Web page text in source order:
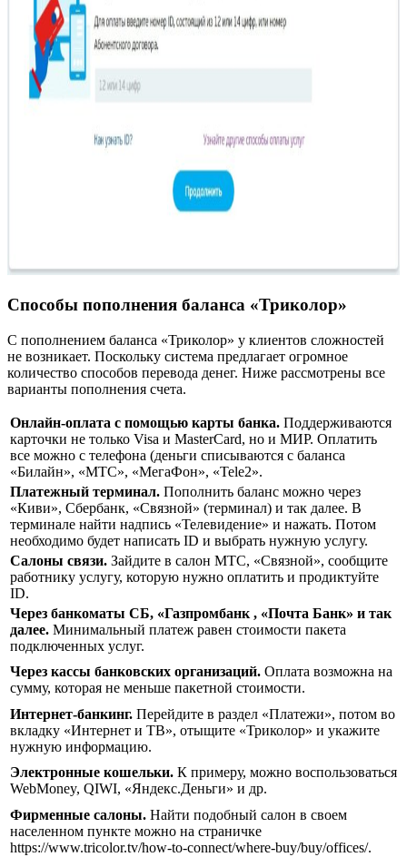
Способы пополнения баланса «Триколор»
С пополнением баланса «Триколор» у клиентов сложностей
не возникает. Поскольку система предлагает огромное
количество способов перевода денег. Ниже рассмотрены все
варианты пополнения счета.
Онлайн-оплата с помощью карты банка. Поддерживаются
карточки не только Visa и MasterCard, но и МИР. Оплатить
все можно с телефона (деньги списываются с баланса
«Билайн», «МТС», «МегаФон», «Tele2».
Платежный терминал. Пополнить баланс можно через
«Киви», Сбербанк, «Связной» (терминал) и так далее. В
терминале найти надпись «Телевидение» и нажать. Потом
необходимо будет написать ID и выбрать нужную услугу.
Салоны связи. Зайдите в салон МТС, «Связной», сообщите
работнику услугу, которую нужно оплатить и продиктуйте
ID.
Через банкоматы СБ, «Газпромбанк , «Почта Банк» и так
далее. Минимальный платеж равен стоимости пакета
подключенных услуг.
Через кассы банковских организаций. Оплата возможна на
сумму, которая не меньше пакетной стоимости.
Интернет-банкинг. Перейдите в раздел «Платежи», потом во
вкладку «Интернет и ТВ», отыщите «Триколор» и укажите
нужную информацию.
Электронные кошельки. К примеру, можно воспользоваться
WebMoney, QIWI, «Яндекс.Деньги» и др.
Фирменные салоны. Найти подобный салон в своем
населенном пункте можно на страничке
https://www.tricolor.tv/how-to-connect/where-buy/buy/offices/.